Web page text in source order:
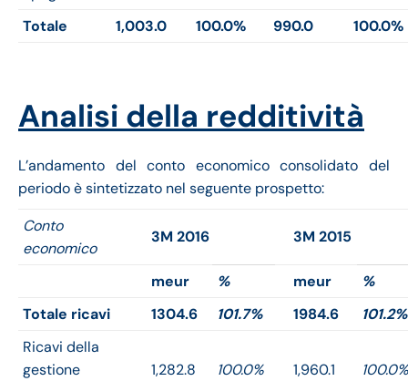
Totale
1,003.0 100.0% 990.0 100.0%
Analisi della redditività
L’andamento del conto economico consolidato del
periodo è sintetizzato nel seguente prospetto:
Conto
economico
3M 2016 3M 2015
meur % meur
%
Totale ricavi
1304.6 101.7% 1984.6
101.2%
Ricavi della
gestione
1,282.8 100.0% 1,960.1 100.0%